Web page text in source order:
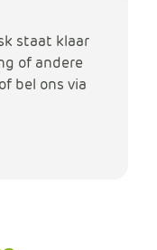
staat klaar
of andere
bel ons via